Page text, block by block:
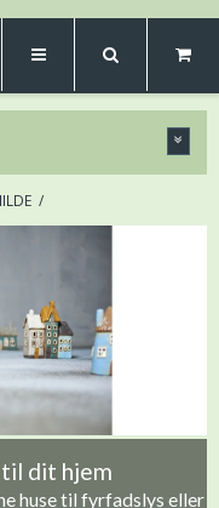
/
dit hjem
huse til fyrfadslys eller